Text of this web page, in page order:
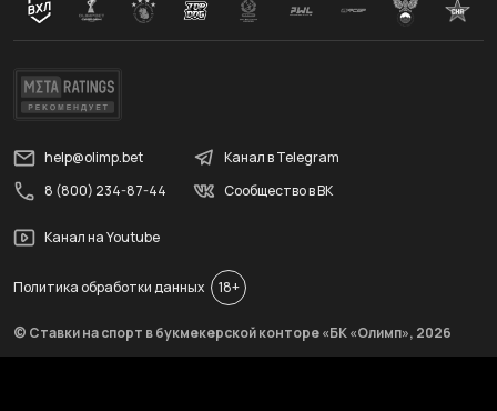
help@olimp.bet
8 (800) 234-87-44
Канал в Telegram
Сообщество в ВК
Канал на Youtube
Политика обработки данных 18+
© Ставки на спорт в букмекерской конторе «БК «Олимп», 2026